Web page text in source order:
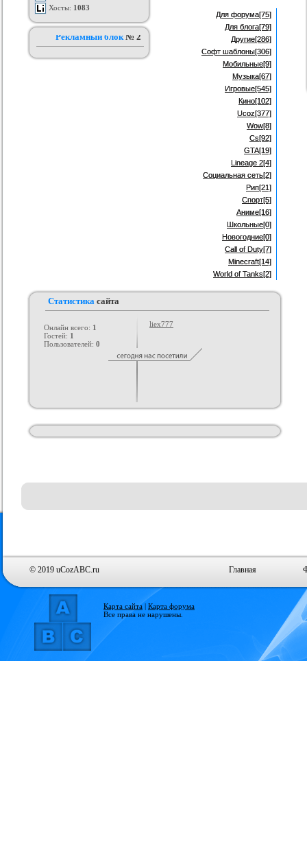
Хосты: 1083
Рекламный блок№ 2
Для форума[75]
Для блога[79]
Другие[286]
Софт шаблоны[306]
Мобильные[9]
Музыка[67]
Игровые[545]
Кино[102]
Ucoz[377]
Wow[8]
Cs[92]
GTA[19]
Lineage 2[4]
Социальная сеть[2]
Рип[21]
Спорт[5]
Аниме[16]
Школьные[0]
Новогодние[0]
Call of Duty[7]
Minecraft[14]
World of Tanks[2]
Статистика сайта
Онлайн всего: 1
Гостей: 1
Пользователей: 0
liex777
© 2019 uCozABC.ru Главная
Карта сайта | Карта форума
Все права не нарушены.